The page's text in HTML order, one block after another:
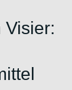
Visier: